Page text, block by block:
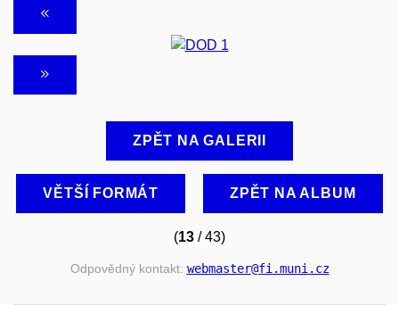
ZPĚT NA GALERII
VĚTŠÍ FORMÁT ZPĚT NA ALBUM
(13 / 43)
Odpovědný kontakt: webmaster@fi.muni.cz